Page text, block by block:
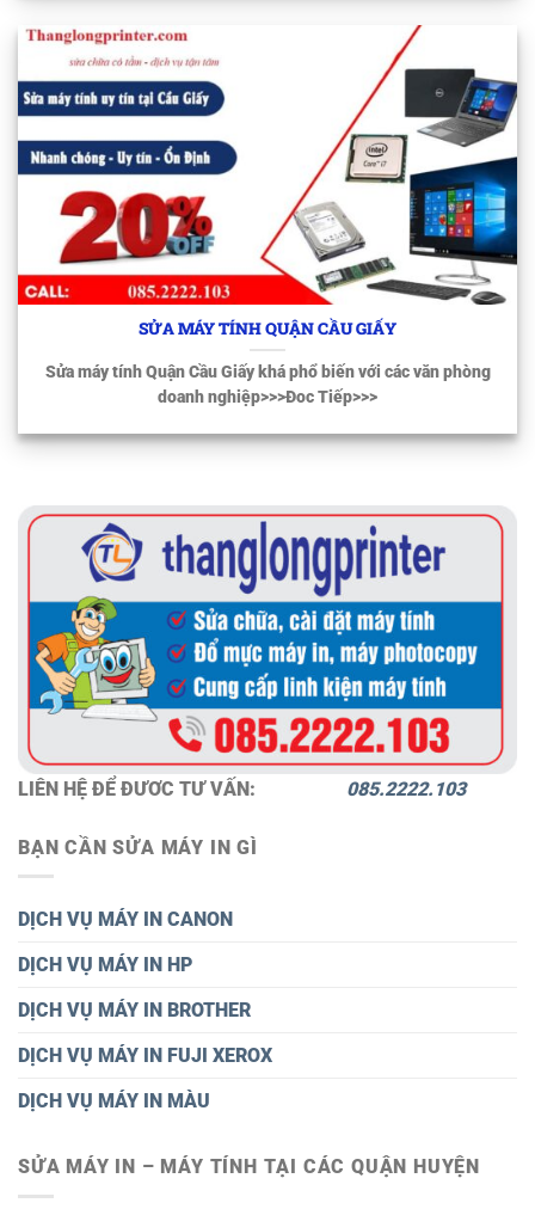
LIÊN HỆ ĐỂ ĐƯƠC TƯ VẤN: 085.2222.103
BẠN CẦN SỬA MÁY IN GÌ
DỊCH VỤ MÁY IN CANON
DỊCH VỤ MÁY IN HP
DỊCH VỤ MÁY IN BROTHER
DỊCH VỤ MÁY IN FUJI XEROX
DỊCH VỤ MÁY IN MÀU
SỬA MÁY IN – MÁY TÍNH TẠI CÁC QUẬN HUYỆN
SỬA MÁY TÍNH QUẬN CẦU GIẤY
Sửa máy tính Quận Cầu Giấy khá phổ biến với các văn phòng
doanh nghiệp>>>Đoc Tiếp>>>